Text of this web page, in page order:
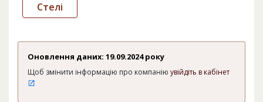
Стелі
Оновлення даних: 19.09.2024 року
Щоб змінити інформацію про компанію увійдіть в кабінет